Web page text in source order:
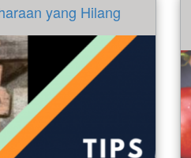
yang Hilang